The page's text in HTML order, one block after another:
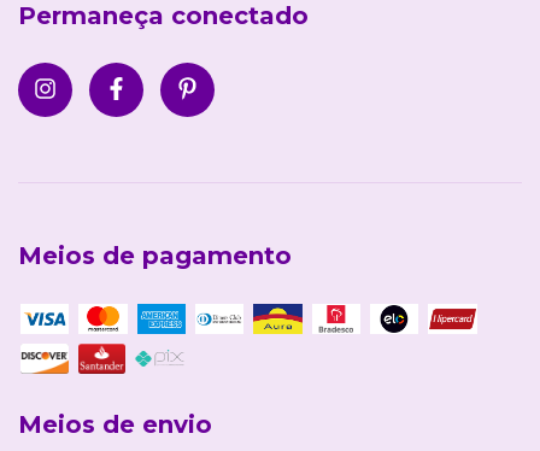
Permaneça conectado
Meios de pagamento
Meios de envio